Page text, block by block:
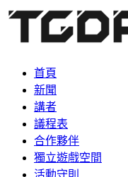
首頁
新聞
講者
議程表
合作夥伴
獨立遊戲空間
活動守則